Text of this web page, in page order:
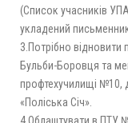
(Список учасників
укладений
3.Потрібно
Бульби-Боровця та
профтехучилищі №10,
«Поліська Січ».